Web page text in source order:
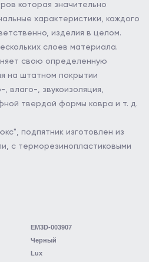
которая значительно
характеристики, каждого
изделия в целом.
слоев материала.
свою определенную
на штатном покрытии
влаго-, звукоизоляция,
твердой формы ковра и т. д.
подпятник изготовлен из
с терморезинопластиковыми
EM3D-003907
Черный
Lux